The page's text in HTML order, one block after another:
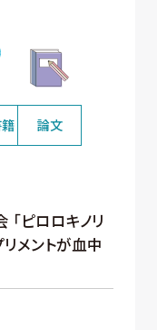
論文
ピロロキノリ
メントが血中